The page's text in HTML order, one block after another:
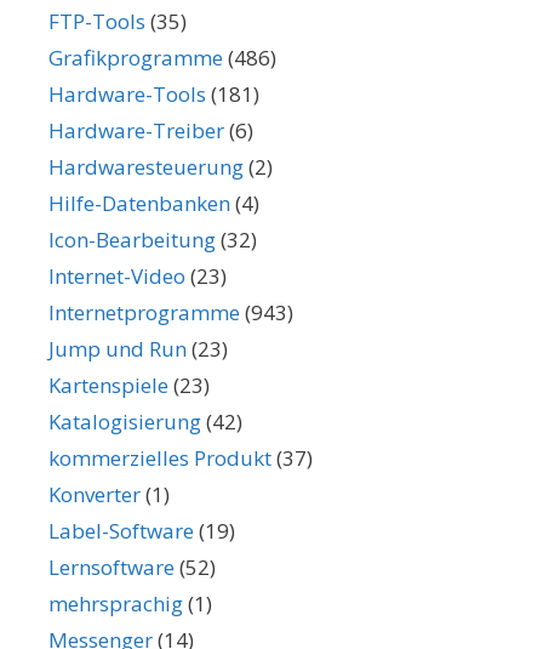
FTP-Tools (35)
Grafikprogramme(486)
Hardware-Tools (181)
Hardware-Treiber(6)
Hardwaresteuerung(2)
Hilfe-Datenbanken(4)
Icon-Bearbeitung(32)
Internet-Video (23)
Internetprogramme(943)
Jump und Run(23)
Kartenspiele(23)
Katalogisierung(42)
kommerzielles Produkt(37)
Konverter(1)
Label-Software(19)
Lernsoftware(52)
mehrsprachig(1)
Messenger(14)